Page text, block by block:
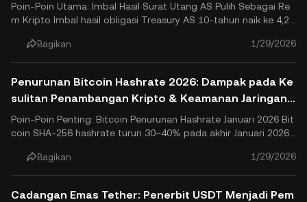
Poin-Poin Utama: Imbal Hasil Surat Utang AS Pulih Sebagai Re
m Kripto Imbal hasil obligasi Treasury AS 10-tahun naik ke 4,2
eningkatkan biaya pinjaman secara ekonomi dan memperketat
kondisi keuangan untuk aset berisiko seperti Bitcoin. H.
Bagikan 1/29/2026
Penurunan Bitcoin Hashrate 2026: Dampak pada Ke
sulitan Penambangan Kripto & Keamanan Jaringan
BTC
Poin-Poin Penting: Bitcoin Penurunan Hashrate Januari 2026 Bit
coin SHA-256 hashrate turun 30–40% pada akhir Januari 2026,
ncaknya dekat 1.13 ZH/s), dengan beberapa kolam AS kehilang
an hingga 60%. Penyebab: Badai Salju Parah Fern memak.
Bagikan 1/29/2026
Cadangan Emas Tether: Penerbit USDT Menjadi Pem